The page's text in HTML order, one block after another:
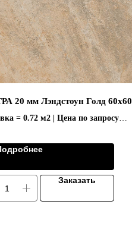
20 мм Лэндстоун Голд 60х60
= 0.72 м2 | Цена по запросу
Заказать